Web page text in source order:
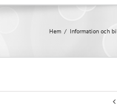
Hem Information och